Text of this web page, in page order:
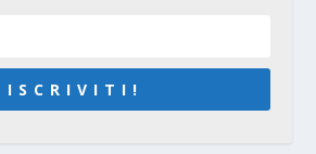
I S C R I V I T I !